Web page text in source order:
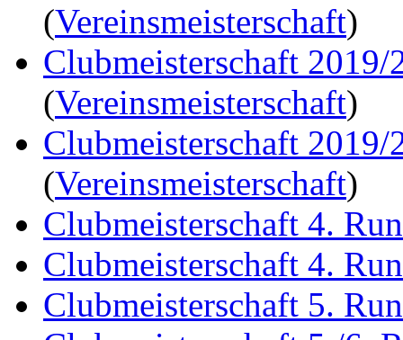
(Vereinsmeisterschaft)
Clubmeisterschaft 2019/
(Vereinsmeisterschaft)
Clubmeisterschaft 2019/
(Vereinsmeisterschaft)
Clubmeisterschaft 4.
Clubmeisterschaft 4.
Clubmeisterschaft 5.